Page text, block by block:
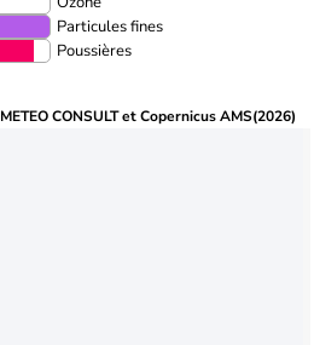
Particules fines
Poussières
METEO CONSULT et Copernicus AMS(2026)